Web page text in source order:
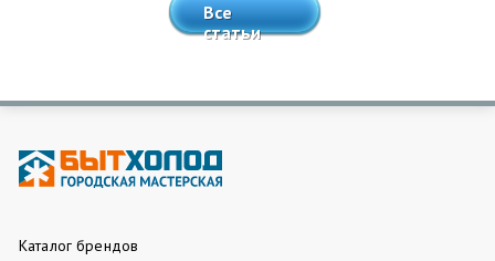
Все
статьи
Каталог брендов